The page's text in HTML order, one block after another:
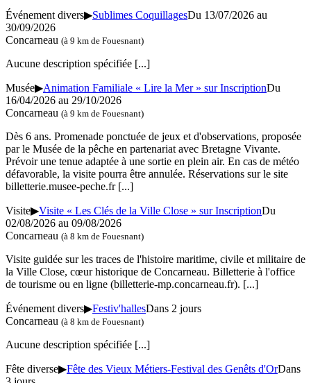
Événement divers▶Sublimes CoquillagesDu 13/07/2026 au
30/09/2026
Concarneau (à 9 km de Fouesnant)
Aucune description spécifiée [...]
Musée▶Animation Familiale « Lire la Mer » sur InscriptionDu
16/04/2026 au 29/10/2026
Concarneau (à 9 km de Fouesnant)
Dès 6 ans. Promenade ponctuée de jeux et d'observations, proposée
par le Musée de la pêche en partenariat avec Bretagne Vivante.
Prévoir une tenue adaptée à une sortie en plein air. En cas de météo
défavorable, la visite pourra être annulée. Réservations sur le site
billetterie.musee-peche.fr [...]
Visite▶Visite « Les Clés de la Ville Close » sur InscriptionDu
02/08/2026 au 09/08/2026
Concarneau (à 8 km de Fouesnant)
Visite guidée sur les traces de l'histoire maritime, civile et militaire de
la Ville Close, cœur historique de Concarneau. Billetterie à l'office
de tourisme ou en ligne (billetterie-mp.concarneau.fr). [...]
Événement divers▶Festiv'hallesDans 2 jours
Concarneau (à 8 km de Fouesnant)
Aucune description spécifiée [...]
Fête diverse▶Fête des Vieux Métiers-Festival des Genêts d'OrDans